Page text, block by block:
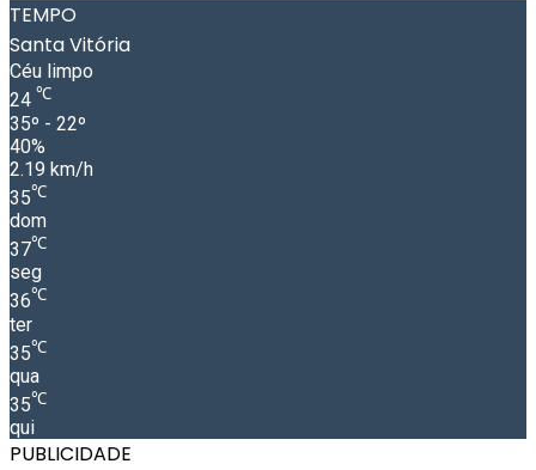
TEMPO
Santa Vitória
Céu limpo
24 ℃
35º - 22º
40%
2.19 km/h
35℃
dom
37℃
seg
36℃
ter
35℃
qua
35℃
qui
PUBLICIDADE